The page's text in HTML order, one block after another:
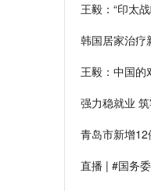
王毅：“印太
韩国居家治疗
王毅：中国的
强力稳就业
青岛市新增
直播 | #国务